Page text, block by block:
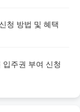
청 방법 및 혜택
주권 부여 신청